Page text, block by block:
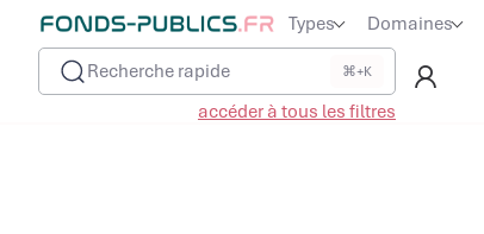
Types Domaines
Recherche rapide
⌘+K
accéder à tous les filtres